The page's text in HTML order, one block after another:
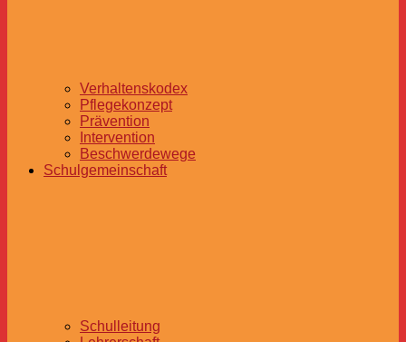
Verhaltenskodex
Pflegekonzept
Prävention
Intervention
Beschwerdewege
Schulgemeinschaft
Schulleitung